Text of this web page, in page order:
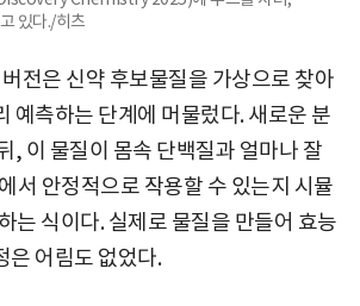
있다./히츠
전은 신약 후보물질을 가상으로 찾아
예측하는 단계에 머물렀다. 새로운 분
, 이 물질이 몸속 단백질과 얼마나 잘
서 안정적으로 작용할 수 있는지 시뮬
는 식이다. 실제로 물질을 만들어 효능
은 어림도 없었다.